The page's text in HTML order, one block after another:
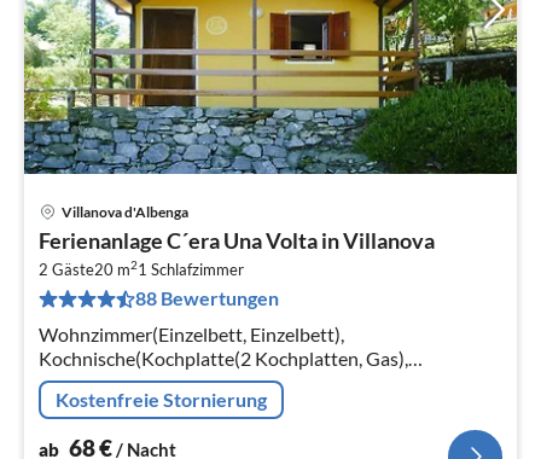
Villanova d'Albenga
Ferienanlage C´era Una Volta in Villanova
2 Gäste20 m21 Schlafzimmer
88 Bewertungen
Wohnzimmer(Einzelbett, Einzelbett),
Kochnische(Kochplatte(2 Kochplatten, Gas),
Kühlschrank), Badezimmer(Dusche, Toilette)
Kostenfreie Stornierung
ab 68€/ Nacht